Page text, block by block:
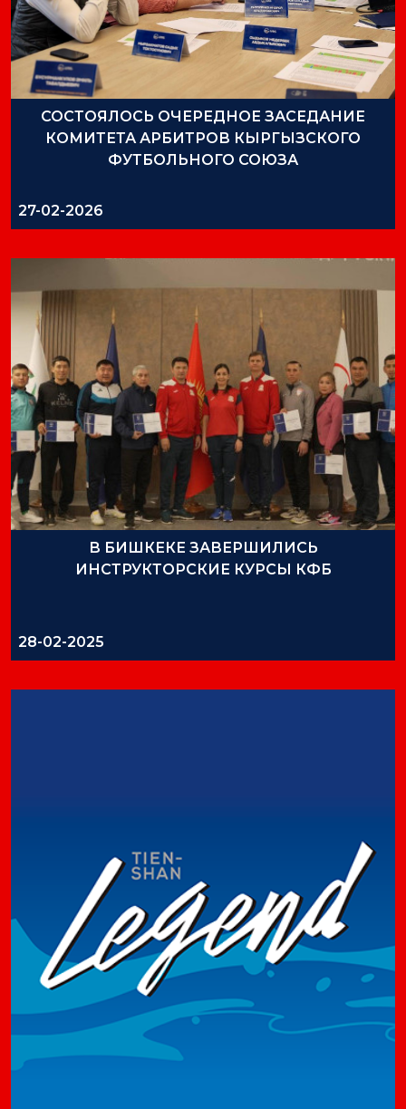
СОСТОЯЛОСЬ ОЧЕРЕДНОЕ ЗАСЕДАНИЕ
КОМИТЕТА АРБИТРОВ КЫРГЫЗСКОГО
ФУТБОЛЬНОГО СОЮЗА
27-02-2026
В БИШКЕКЕ ЗАВЕРШИЛИСЬ
ИНСТРУКТОРСКИЕ КУРСЫ КФБ
28-02-2025